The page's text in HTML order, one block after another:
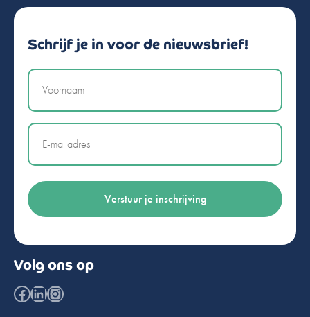
Schrijf je in voor de nieuwsbrief!
Naam
Email
Volg ons op
Facebook
LinkedIn
Instagram